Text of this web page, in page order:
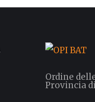
Ordine
Provincia